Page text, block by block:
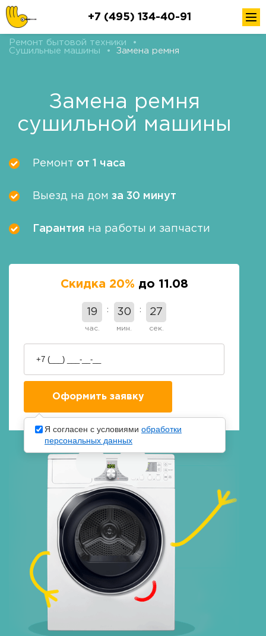
+7 (495) 134-40-91
Ремонт бытовой техники
•
Сушильные машины
• Замена ремня
Замена ремня
сушильной машины
Ремонт от 1 часа
Выезд на дом за 30 минут
Гарантия на работы и запчасти
Скидка 20% до 11.08
19
час.
30
мин.
26
сек.
Я согласен с условиями обработки
персональных данных